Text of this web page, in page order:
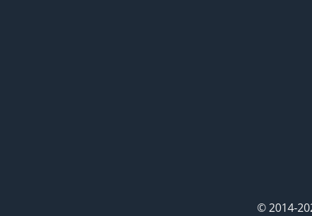
© 2014-